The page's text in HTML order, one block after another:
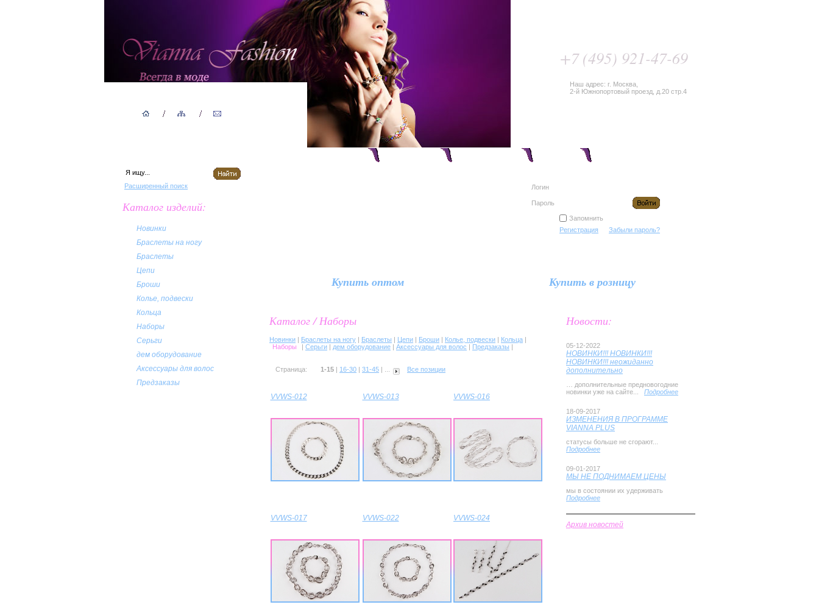
+7 (495) 921-47-69
Наш адрес: г. Москва,
2-й Южнопортовый проезд, д.20 стр.4
Расширенный поиск
Каталог изделий:
Новинки
Браслеты на ногу
Браслеты
Цепи
Броши
Колье, подвески
Кольца
Наборы
Серьги
дем оборудование
Аксессуары для волос
Предзаказы
Логин
Пароль
Запомнить
Регистрация
Забыли пароль?
Купить оптом Купить в розницу
Каталог / Наборы
Новинки | Браслеты на ногу | Браслеты | Цепи | Броши | Колье, подвески | Кольца |
Наборы
| Серьги | дем оборудование | Аксессуары для волос | Предзаказы |
Страница: 1-15 16-30 31-45 | ... Все позиции
VVWS-012 VVWS-013 VVWS-016
VVWS-017 VVWS-022 VVWS-024
Новости:
05-12-2022
НОВИНКИ!!! НОВИНКИ!!!
НОВИНКИ!!! неожиданно
дополнительно
… дополнительные предновогодние
новинки уже на сайте... Подробнее
18-09-2017
ИЗМЕНЕНИЯ В ПРОГРАММЕ
VIANNA PLUS
статусы больше не сгорают...
Подробнее
09-01-2017
МЫ НЕ ПОДНИМАЕМ ЦЕНЫ
мы в состоянии их удерживать
Подробнее
Архив новостей